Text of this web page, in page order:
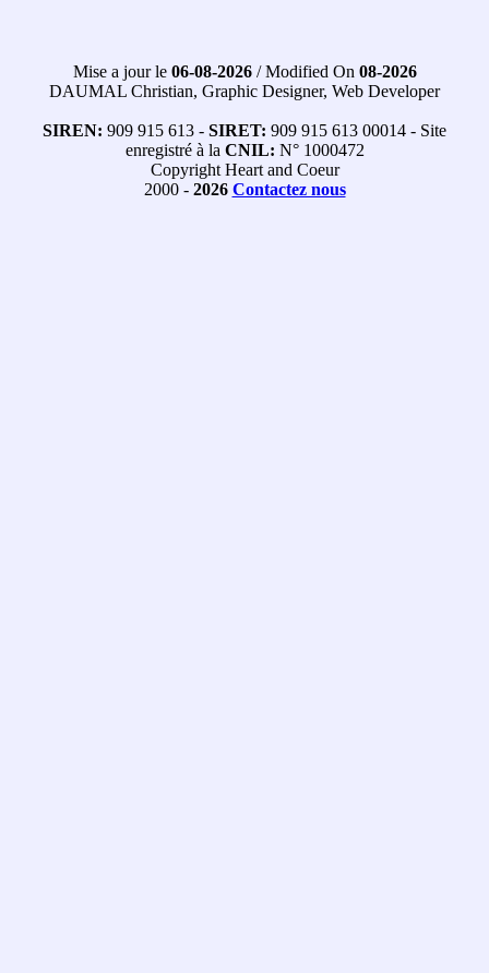
Mise a jour le 06-08-2026/ Modified On 08-2026
DAUMAL Christian, Graphic Designer, Web Developer
SIREN: 909 915 613 - SIRET: 909 915 613 00014 - Site
enregistré à la CNIL: N° 1000472
Copyright Heart and Coeur
2000 - 2026 Contactez nous